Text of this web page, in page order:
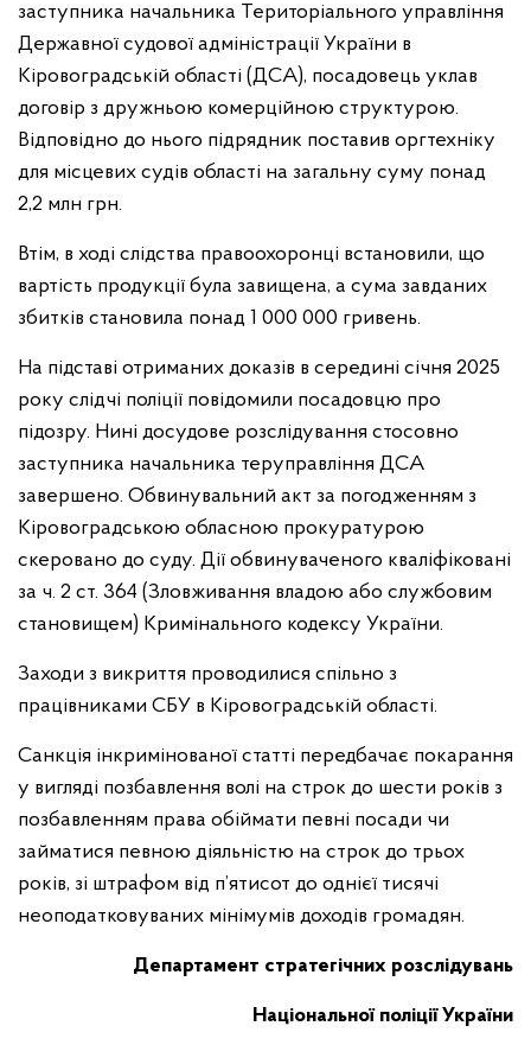
заступника начальника Територіального управління
Державної судової адміністрації України в
Кіровоградській області (ДСА), посадовець уклав
договір з дружньою комерційною структурою.
Відповідно до нього підрядник поставив оргтехніку
для місцевих судів області на загальну суму понад
2,2 млн грн.
Втім, в ході слідства правоохоронці встановили, що
вартість продукції була завищена, а сума завданих
збитків становила понад 1 000 000 гривень.
На підставі отриманих доказів в середині січня 2025
року слідчі поліції повідомили посадовцю про
підозру. Нині досудове розслідування стосовно
заступника начальника теруправління ДСА
завершено. Обвинувальний акт за погодженням з
Кіровоградською обласною прокуратурою
скеровано до суду. Дії обвинуваченого кваліфіковані
за ч. 2 ст. 364 (Зловживання владою або службовим
становищем) Кримінального кодексу України.
Заходи з викриття проводилися спільно з
працівниками СБУ в Кіровоградській області.
Санкція інкримінованої статті передбачає покарання
у вигляді позбавлення волі на строк до шести років з
позбавленням права обіймати певні посади чи
займатися певною діяльністю на строк до трьох
років, зі штрафом від п’ятисот до однієї тисячі
неоподатковуваних мінімумів доходів громадян.
Департамент стратегічних розслідувань
Національної поліції України